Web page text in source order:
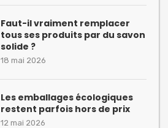
Faut-il vraiment remplacer
tous ses produits par du savon
solide ?
18 mai 2026
Les emballages écologiques
restent parfois hors de prix
12 mai 2026